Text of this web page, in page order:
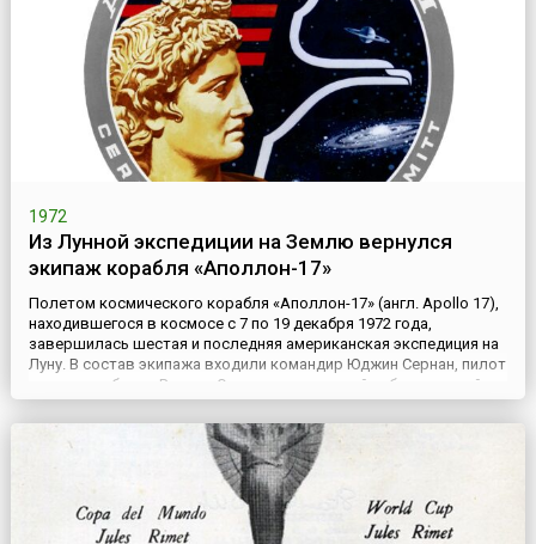
1972
Из Лунной экспедиции на Землю вернулся
экипаж корабля «Аполлон-17»
Полетом космического корабля «Аполлон-17» (англ. Apollo 17),
находившегося в космосе с 7 по 19 декабря 1972 года,
завершилась шестая и последняя американская экспедиция на
Луну. В состав экипажа входили командир Юджин Сернан, пилот
основного блока Роналд Эванс, пилот лунной кабины ученый-
геолог Харрисон Шмит. Это была миссия с упором на научные
исследования.Лунная кабина «прилунилась» в ра...